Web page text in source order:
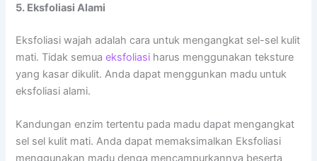
5. Eksfoliasi Alami
Eksfoliasi wajah adalah cara untuk mengangkat sel-sel kulit
mati. Tidak semuaeksfoliasi harus menggunakan teksture
yang kasar dikulit. Anda dapat menggunkan madu untuk
eksfoliasi alami.
Kandungan enzim tertentu pada madu dapat mengangkat
sel sel kulit mati. Anda dapat memaksimalkan Eksfoliasi
menggunakan madu denga mencampurkannya beserta